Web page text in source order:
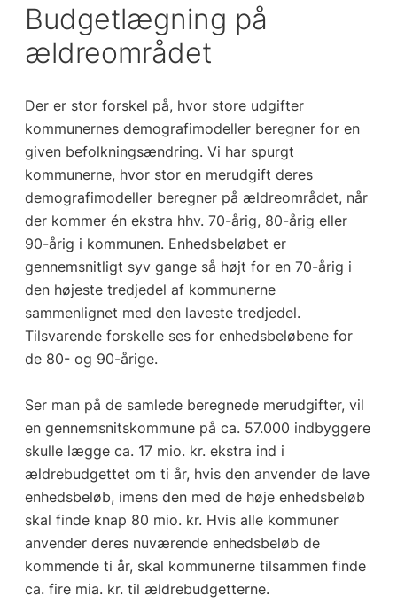
Budgetlægning på
ældreområdet
Der er stor forskel på, hvor store udgifter
kommunernes demografimodeller beregner for en
given befolkningsændring. Vi har spurgt
kommunerne, hvor stor en merudgift deres
demografimodeller beregner på ældreområdet, når
der kommer én ekstra hhv. 70-årig, 80-årig eller
90-årig i kommunen. Enhedsbeløbet er
gennemsnitligt syv gange så højt for en 70-årig i
den højeste tredjedel af kommunerne
sammenlignet med den laveste tredjedel.
Tilsvarende forskelle ses for enhedsbeløbene for
de 80- og 90-årige.
Ser man på de samlede beregnede merudgifter, vil
en gennemsnitskommune på ca. 57.000 indbyggere
skulle lægge ca. 17 mio. kr. ekstra ind i
ældrebudgettet om ti år, hvis den anvender de lave
enhedsbeløb, imens den med de høje enhedsbeløb
skal finde knap 80 mio. kr. Hvis alle kommuner
anvender deres nuværende enhedsbeløb de
kommende ti år, skal kommunerne tilsammen finde
ca. fire mia. kr. til ældrebudgetterne.